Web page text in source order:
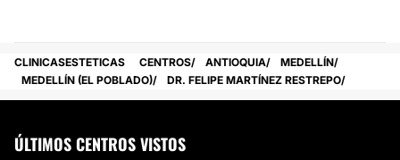
CLINICASESTETICAS CENTROS ANTIOQUIA
MEDELLÍN
MEDELLÍN (EL POBLADO)
DR. FELIPE MARTÍNEZ RESTREPO
ÚLTIMOS CENTROS VISTOS